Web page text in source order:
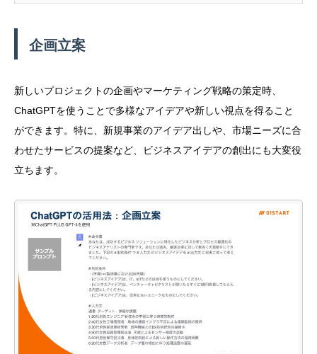
企画立案
新しいプロジェクトの企画やマーケティング戦略の策定時、
ChatGPTを使うことで多様なアイデアや新しい視点を得ること
ができます。特に、新規事業のアイデア出しや、市場ニーズに合
わせたサービスの提案など、ビジネスアイデアの創出にも大変役
立ちます。